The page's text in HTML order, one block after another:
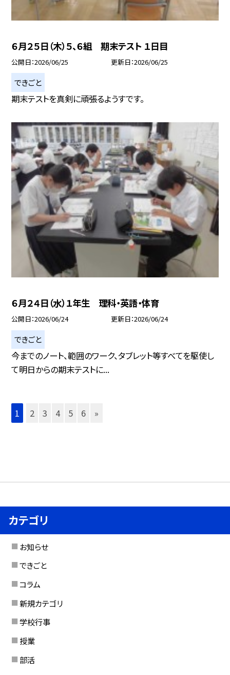
６月２５日（木）５、６組 期末テスト １日目
公開日 2026/06/25 更新日 2026/06/25
できごと
期末テストを真剣に頑張るようすです。
６月２４日（水）１年生 理科・英語・体育
公開日 2026/06/24 更新日 2026/06/24
できごと
今までのノート、範囲のワーク、タブレット等すべてを駆使し
て明日からの期末テストに...
1 2 3 4 5 6 »
カテゴリ
お知らせ
できごと
コラム
新規カテゴリ
学校行事
授業
部活